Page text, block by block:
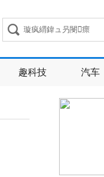
趣科技 汽车